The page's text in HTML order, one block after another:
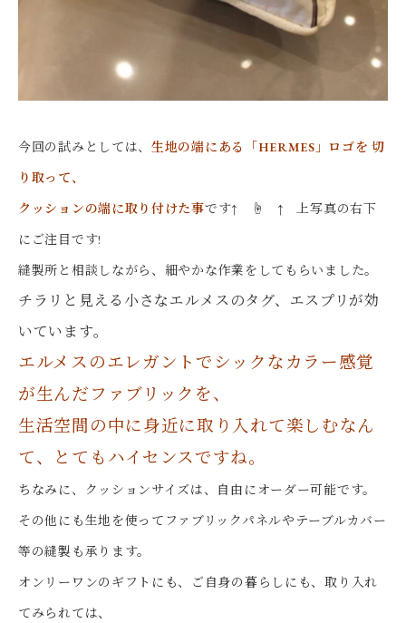
今回の試みとしては、 生地の端にある「HERMES」ロゴを 切
り取って、
クッションの端に取り付けた事です↑ ☝ ↑ 上写真の右下
にご注目です!
縫製所と相談しながら、細やかな作業をしてもらいました。
チラリと見える小さなエルメスのタグ、エスプリが効
いています。
エルメスのエレガントでシックなカラー感覚
が生んだファブリックを、
生活空間の中に身近に取り入れて楽しむなん
て、とてもハイセンスですね。
ちなみに、クッションサイズは、自由にオーダー可能です。
その他にも生地を使ってファブリックパネルやテーブルカバー
等の縫製も承ります。
オンリーワンのギフトにも、ご自身の暮らしにも、取り入れ
てみられては、